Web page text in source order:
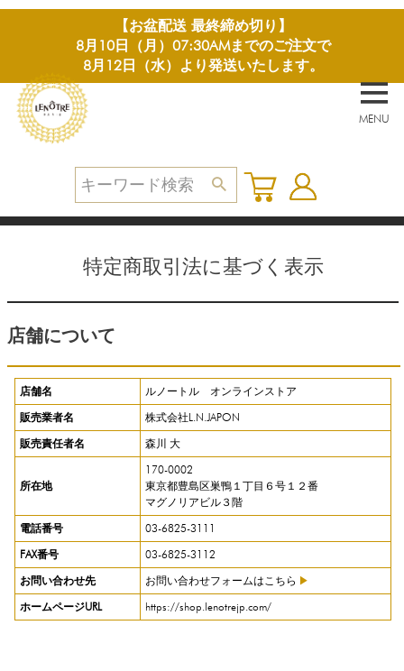
【お盆配送 最終締め切り】
8月10日（月）07:30AMまでのご注文で
8月12日（水）より発送いたします。
MENU
特定商取引法に基づく表示
店舗について
店舗名
ルノートル オンラインストア
販売業者名
株式会社L.N.JAPON
販売責任者名
森川 大
所在地
170-0002
東京都豊島区巣鴨１丁目６号１２番
マグノリアビル３階
電話番号
03-6825-3111
FAX番号
03-6825-3112
お問い合わせ先
お問い合わせフォームはこちら ▶
ホームページURL
https://shop.lenotrejp.com/